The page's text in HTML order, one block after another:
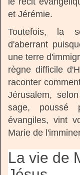
et Jérémie.
Toutefois, la
d'aberrant
une terre
règne difficile
raconter
Jérusalem,
sage, poussé
évangiles, vint
Marie de
La vie de